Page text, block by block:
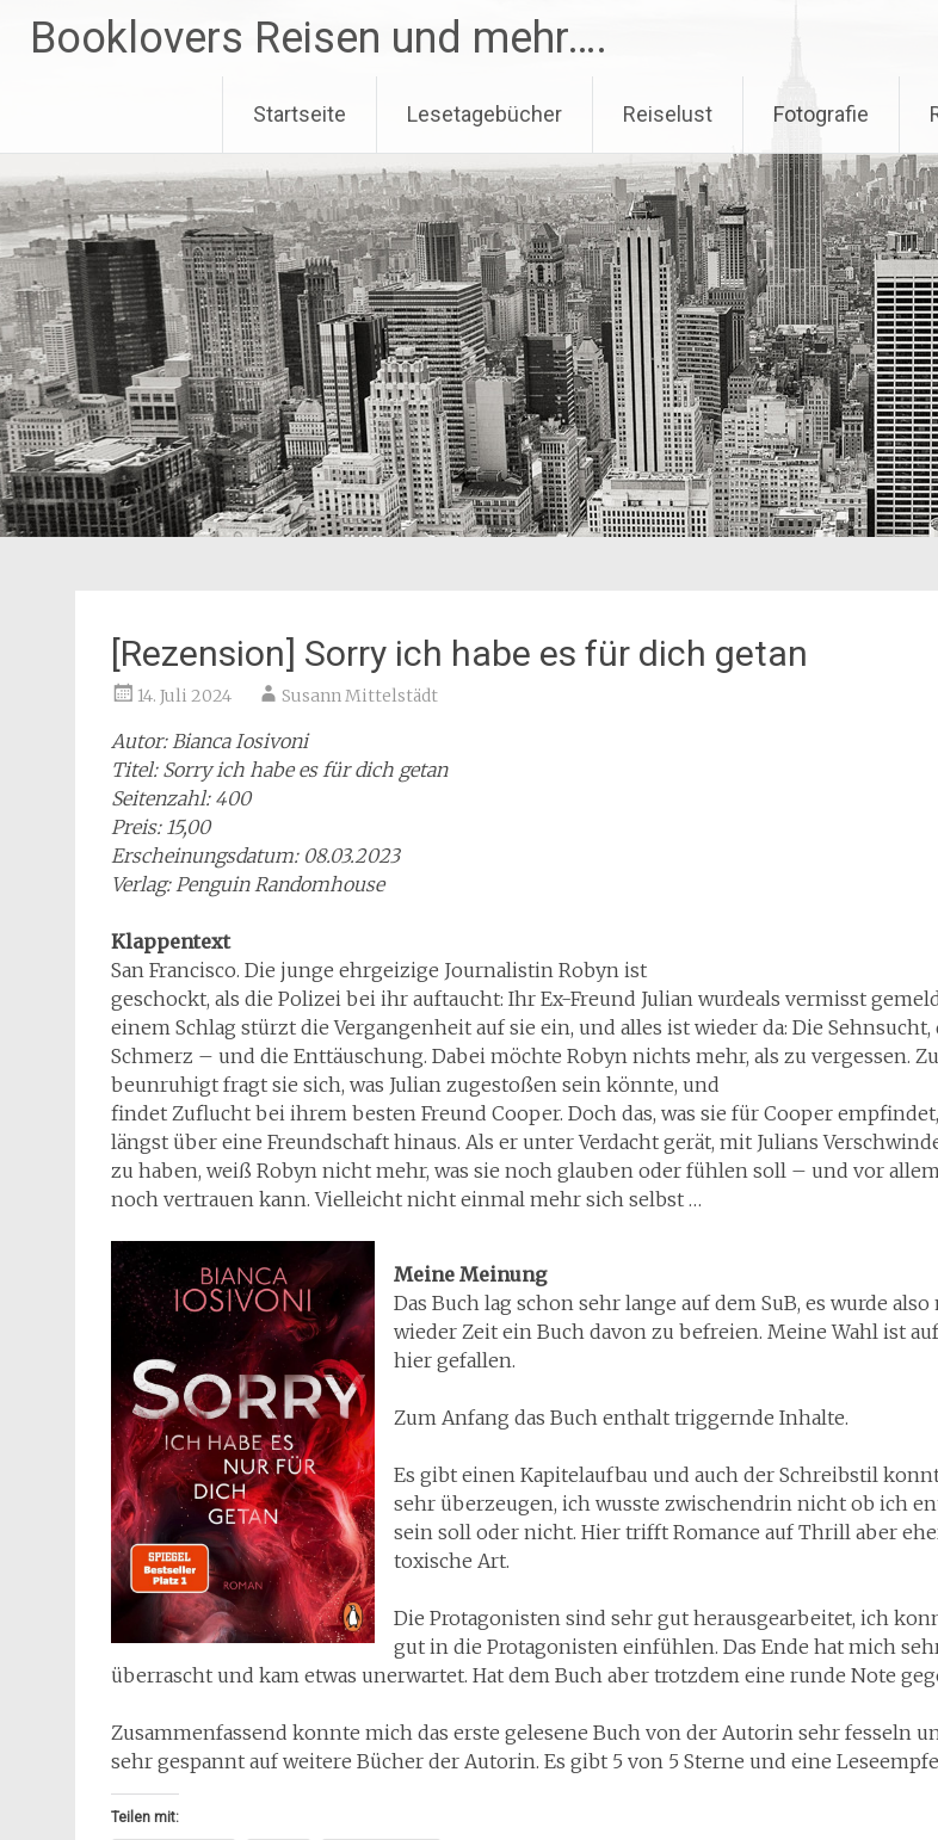
InhaltBooklovers Reisen und mehr….
Startseite Lesetagebücher Reiselust Fotografie
[Rezension] Sorry ich habe es für dich getan
14. Juli 2024 Susann Mittelstädt
Autor: Bianca Iosivoni
Titel: Sorry ich habe es für dich getan
Seitenzahl: 400
Preis: 15,00
Erscheinungsdatum: 08.03.2023
Verlag: Penguin Randomhouse
Klappentext
San Francisco. Die junge ehrgeizige Journalistin Robyn ist
geschockt, als die Polizei bei ihr auftaucht: Ihr Ex-Freund Julian wurdeals vermisst
einem Schlag stürzt die Vergangenheit auf sie ein, und alles ist wieder da: Die Sehnsucht,
Schmerz – und die Enttäuschung. Dabei möchte Robyn nichts mehr, als zu vergessen.
beunruhigt fragt sie sich, was Julian zugestoßen sein könnte, und
findet Zuflucht bei ihrem besten Freund Cooper. Doch das, was sie für Cooper
längst über eine Freundschaft hinaus. Als er unter Verdacht gerät, mit Julians
zu haben, weiß Robyn nicht mehr, was sie noch glauben oder fühlen soll – und vor
noch vertrauen kann. Vielleicht nicht einmal mehr sich selbst …
Meine Meinung
Das Buch lag schon sehr lange auf dem SuB, es wurde also
wieder Zeit ein Buch davon zu befreien. Meine Wahl ist
hier gefallen.
Zum Anfang das Buch enthalt triggernde Inhalte.
Es gibt einen Kapitelaufbau und auch der Schreibstil
sehr überzeugen, ich wusste zwischendrin nicht ob ich
sein soll oder nicht. Hier trifft Romance auf Thrill aber
toxische Art.
Die Protagonisten sind sehr gut herausgearbeitet, ich
gut in die Protagonisten einfühlen. Das Ende hat mich
überrascht und kam etwas unerwartet. Hat dem Buch aber trotzdem eine runde Note
Zusammenfassend konnte mich das erste gelesene Buch von der Autorin sehr fesseln
sehr gespannt auf weitere Bücher der Autorin. Es gibt 5 von 5 Sterne und eine
Teilen mit: